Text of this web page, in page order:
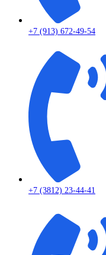
+7 (913) 672-49-54
+7 (3812) 23-44-41